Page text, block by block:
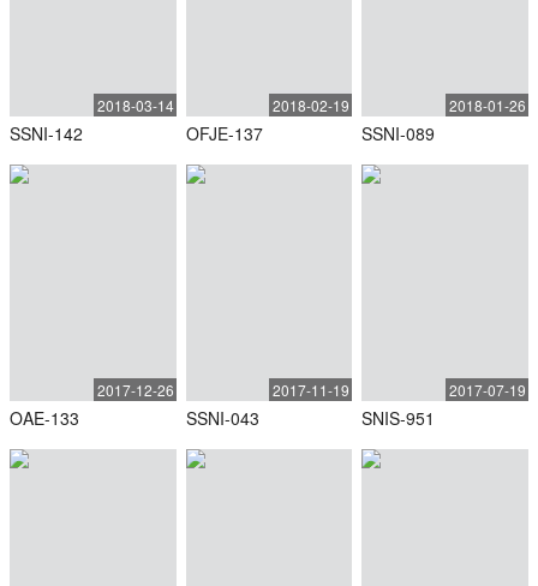
2018-03-14
SSNI-142
2018-02-19
OFJE-137
2018-01-26
SSNI-089
2017-12-26
OAE-133
2017-11-19
SSNI-043
2017-07-19
SNIS-951